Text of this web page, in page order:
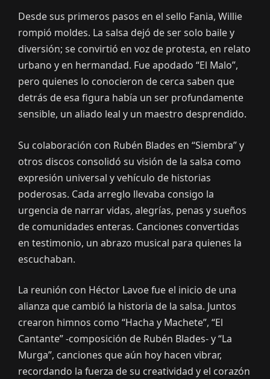
Desde sus primeros pasos en el sello Fania, Willie
rompió moldes. La salsa dejó de ser solo baile y
diversión; se convirtió en voz de protesta, en relato
urbano y en hermandad. Fue apodado “El Malo”,
pero quienes lo conocieron de cerca saben que
detrás de esa figura había un ser profundamente
sensible, un aliado leal y un maestro desprendido.
Su colaboración con Rubén Blades en “Siembra” y
otros discos consolidó su visión de la salsa como
expresión universal y vehículo de historias
poderosas. Cada arreglo llevaba consigo la
urgencia de narrar vidas, alegrías, penas y sueños
de comunidades enteras. Canciones convertidas
en testimonio, un abrazo musical para quienes la
escuchaban.
La reunión con Héctor Lavoe fue el inicio de una
alianza que cambió la historia de la salsa. Juntos
crearon himnos como “Hacha y Machete”, “El
Cantante” -composición de Rubén Blades- y “La
Murga”, canciones que aún hoy hacen vibrar,
recordando la fuerza de su creatividad y el corazón